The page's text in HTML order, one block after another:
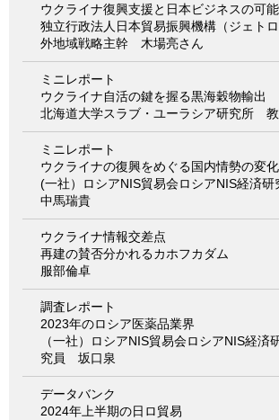
ウクライナ復興支援と日本ビジネスの可
独立行政法人日本貿易振興機構（ジェト
外地域戦略主幹 木場亮さん
ミニレポート
ウクライナ自活の鍵を握る黒海穀物輸出
北海道大学スラブ・ユーラシア研究所
ミニレポート
ウクライナの復興をめぐる国内情勢の変化
(一社）ロシアNIS貿易会ロシアNIS経済
中馬瑞貴
ウクライナ情報交差点
再建の賛否分かれるカホフカダム
服部倫卓
調査レポート
2023年のロシア医薬品業界
（一社）ロシアNIS貿易会ロシアNIS経
究員 坂口泉
データバンク
2024年上半期の日ロ貿易